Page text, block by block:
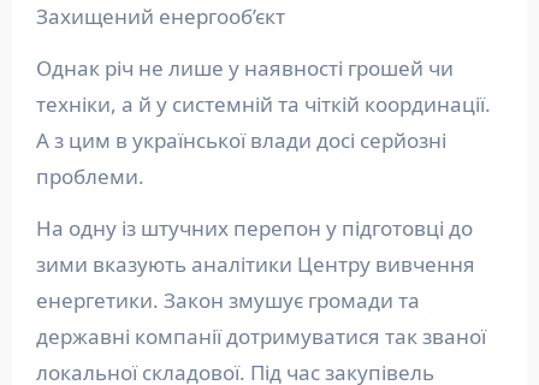
Захищений енергооб’єкт
Однак річ не лише у наявності грошей чи
техніки, а й у системній та чіткій координації.
А з цим в української влади досі серйозні
проблеми.
На одну із штучних перепон у підготовці до
зими вказують аналітики Центру вивчення
енергетики. Закон змушує громади та
державні компанії дотримуватися так званої
локальної складової. Під час закупівель